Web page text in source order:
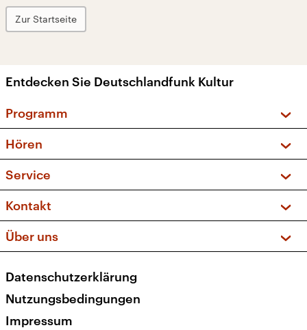
Zur Startseite
Entdecken Sie Deutschlandfunk Kultur
Programm
Sendungen und Podcasts
Musikliste
Kakadu – Das Kinderprogramm
Hören
Frequenzen (UKW + DAB+)
Service
FAQ
Apps
Newsletter
Veranstaltungen
Kontakt
Social Media
Über uns
Presse
Karriere
Datenschutzerklärung
Nutzungsbedingungen
Impressum